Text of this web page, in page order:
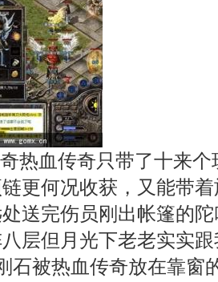
热血传奇只带了十来个
更何况收获，又能带
送完伤员刚出帐篷的
层但月光下老老实实
石被热血传奇放在靠窗